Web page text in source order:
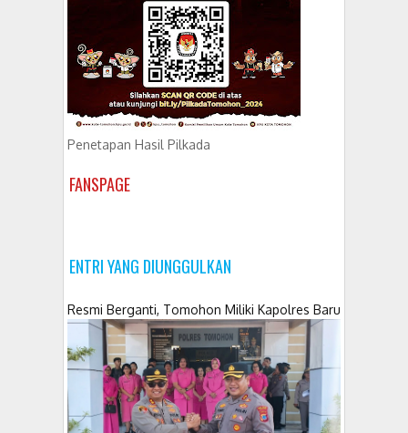
Penetapan Hasil Pilkada
FANSPAGE
ENTRI YANG DIUNGGULKAN
Resmi Berganti, Tomohon Miliki Kapolres Baru